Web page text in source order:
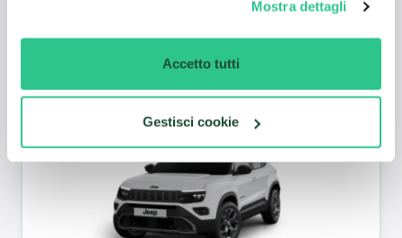
Mostra dettagli
Accetto tutti
Gestisci cookie
€ 29.950